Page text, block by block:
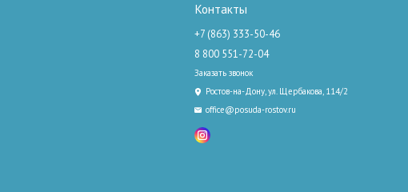
Контакты
+7 (863) 333-50-46
8 800 551-72-04
Заказать звонок
Ростов-на-Дону, ул. Щербакова, 114/2
office@posuda-rostov.ru